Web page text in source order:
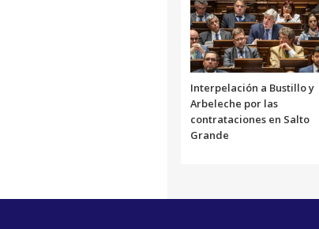
Interpelación a Bustillo y
Arbeleche por las
contrataciones en Salto
Grande